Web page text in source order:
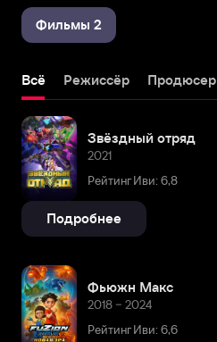
Фильмы 2
Всё Режиссёр Продюсер
Звёздный отряд
2021
Рейтинг Иви: 6,8
Подробнее
Фьюжн Макс
2018 – 2024
Рейтинг Иви: 6,6